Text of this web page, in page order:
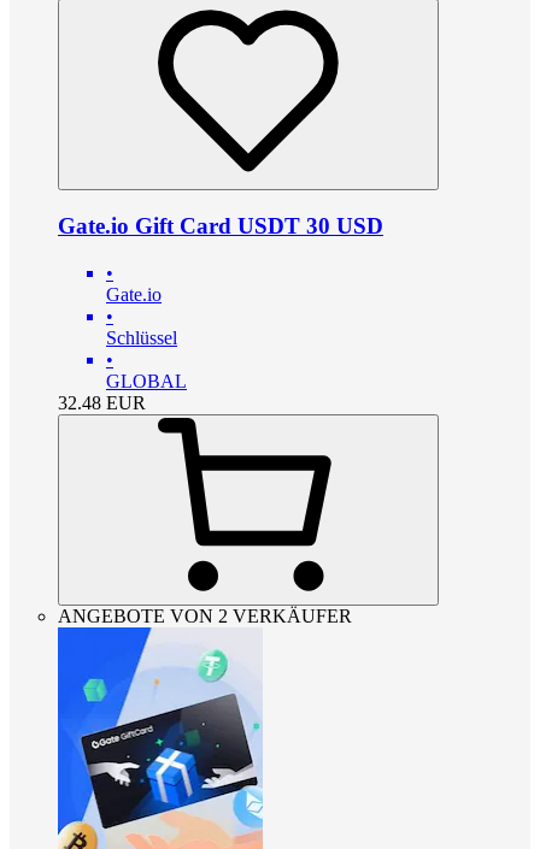
Gate.io Gift Card USDT 30 USD
•
Gate.io
•
Schlüssel
•
GLOBAL
32.48 EUR
ANGEBOTE VON 2 VERKÄUFER